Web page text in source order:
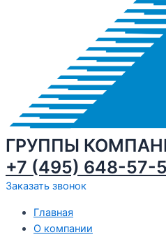
ГРУППЫ
+7 (495) 648-57-
Заказать звонок
Меню Главная
О компании